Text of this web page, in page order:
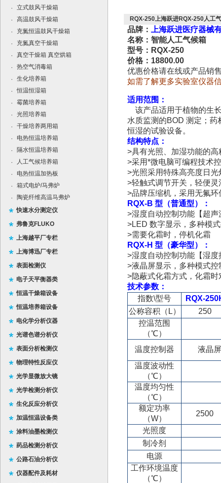
·
立式鼓风干燥箱
·
高温鼓风干燥箱
·
充氮恒温鼓风干燥箱
·
充氮真空干燥箱
·
真空干燥箱 真空烘箱
·
热空气消毒箱
·
生化培养箱
·
恒温恒湿箱
·
霉菌培养箱
·
光照培养箱
·
干燥培养两用箱
·
电热恒温培养箱
·
隔水恒温培养箱
·
人工气候培养箱
·
电热恒温加热板
·
箱式电炉/马弗炉
·
陶瓷纤维高温马弗炉
快速水分测定仪
弗鲁克FLUKO
上海越平厂专栏
上海博迅厂专栏
表面检测仪
电子天平衡器类
恒温干燥箱设备
恒温培养箱设备
电化学分析仪器
光谱色谱分析仪
表面分析检测仪
物理特性反应仪
光学显微放大镜
光学检测分析仪
生化反应分析仪
加温恒温设备类
涂料油墨检测仪
药品检测分析仪
公路石油分析仪
仪器配件及耗材
RQX-250上海跃进RQX-250人工
品牌：
上海跃进医疗器械
名称：智能人工气候箱
型号：RQX-250
价格：18800.00
优惠价格请在线或产品销
如需了解更多实验室仪器
适用范围：
该产品适用于植物的生
水质监测的BOD 测定；药
恒湿的试验设备。
结构特点：
>具有光照、加湿功能的
>采用*微电脑可编程技术
>光照采用特殊高亮度日光
>轻触式调节开关，轻便灵
>品牌压缩机，采用无氟
RQX-B 型（普通型）：
>湿度自动控制功能【超
>LED 数字显示，多种模
>需要化霜时，停机化霜
RQX-H 型（豪华型）：
>湿度自动控制功能【湿度
>液晶屏显示，多种模式
>隐蔽式化霜方式，化霜
技术参数：
指数\型号
RQX-
公称容积（L）
250
控温范围
（℃）
温度控制器
液晶
温度波动性
（℃）
温度均匀性
（℃）
额定功率
（W）
2500
光照度
制冷剂
电源
工作环境温度
（℃）